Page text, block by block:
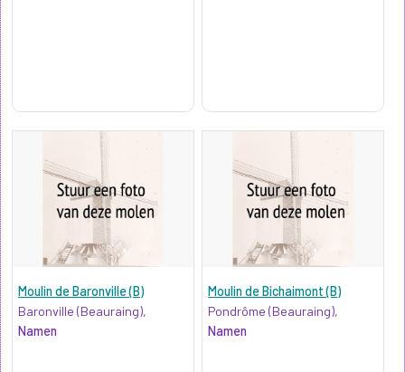
Moulin de Baronville (B)
Baronville (Beauraing),
Namen
Moulin de Bichaimont (B)
Pondrôme (Beauraing),
Namen